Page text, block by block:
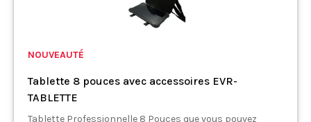
NOUVEAUTÉ
Tablette 8 pouces avec accessoires EVR-
TABLETTE
Tablette Professionnelle 8 Pouces que vous pouvez